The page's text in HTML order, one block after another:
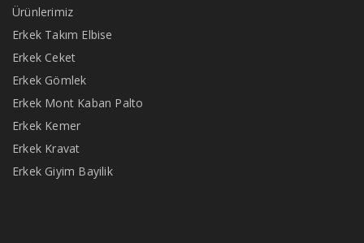
Ürünlerimiz
Erkek Takım Elbise
Erkek Ceket
Erkek Gömlek
Erkek Mont Kaban Palto
Erkek Kemer
Erkek Kravat
Erkek Giyim Bayilik